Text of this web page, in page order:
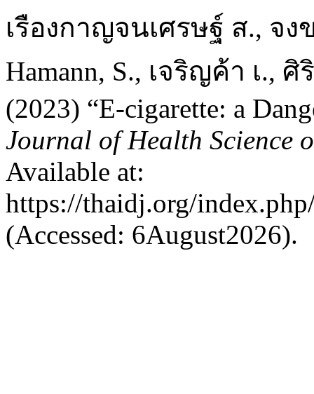
เรืองกาญจนเศรษฐ์ ส., จ
Hamann, S., เจริญค้า เ.,
(2023) “E-cigarette: a
Journal of Health Science
Available at:
https://thaidj.org/
(Accessed: 6August2026).